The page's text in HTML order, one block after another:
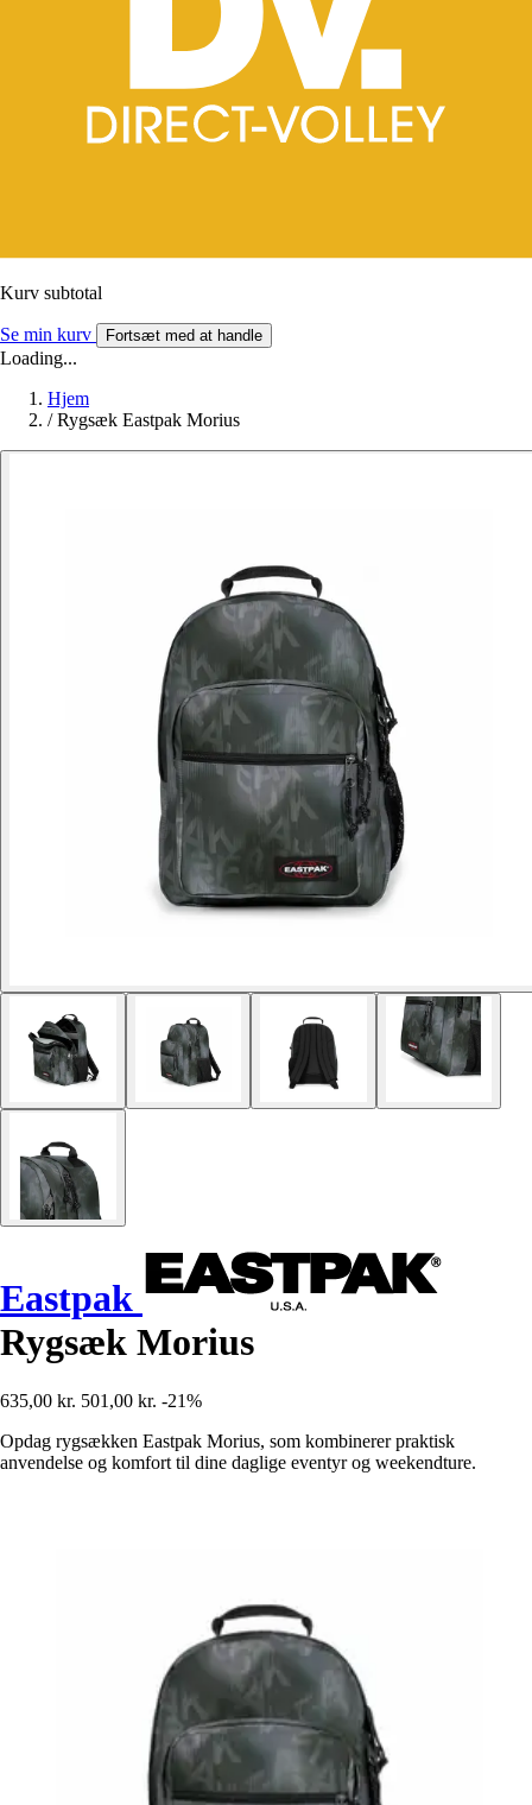
Kurv subtotal
Se min kurv Fortsæt med at handle
Loading...
Hjem
/ Rygsæk Eastpak Morius
Eastpak
Rygsæk Morius
635,00 kr. 501,00 kr. -21%
Opdag rygsækken Eastpak Morius, som kombinerer praktisk
anvendelse og komfort til dine daglige eventyr og weekendture.